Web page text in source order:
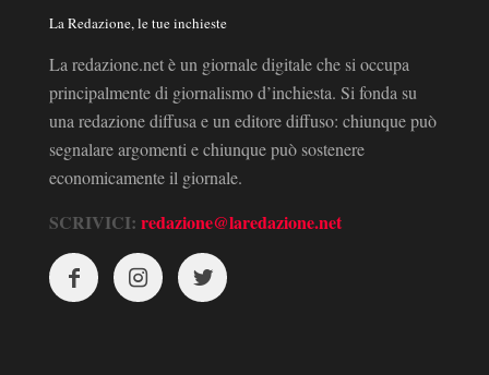
La Redazione, le tue inchieste
La redazione.net è un giornale digitale che si occupa
principalmente di giornalismo d’inchiesta. Si fonda su
una redazione diffusa e un editore diffuso: chiunque può
segnalare argomenti e chiunque può sostenere
economicamente il giornale.
SCRIVICI: redazione@laredazione.net